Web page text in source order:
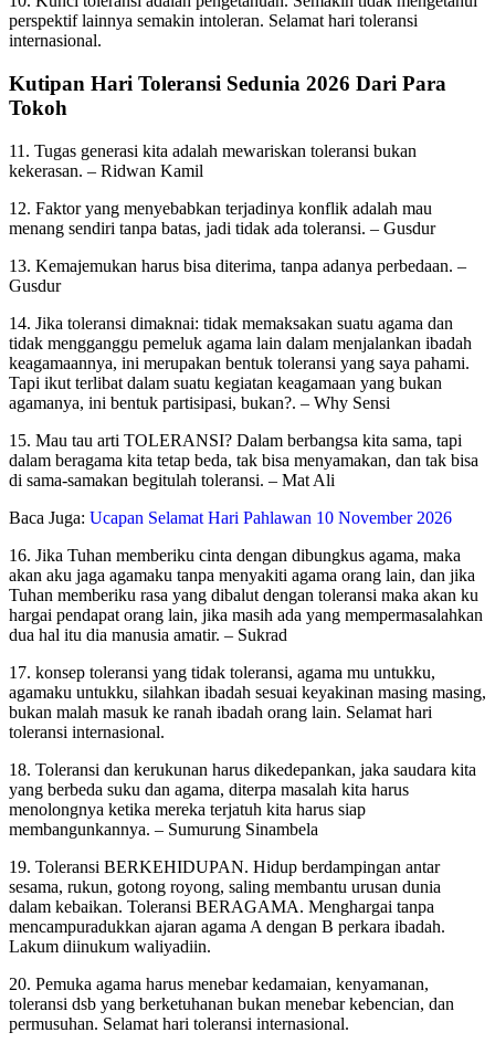
perspektif lainnya semakin intoleran. Selamat hari toleransi
internasional.
Kutipan Hari Toleransi Sedunia 2026 Dari Para
Tokoh
11. Tugas generasi kita adalah mewariskan toleransi bukan
kekerasan. – Ridwan Kamil
12. Faktor yang menyebabkan terjadinya konflik adalah mau
menang sendiri tanpa batas, jadi tidak ada toleransi. – Gusdur
13. Kemajemukan harus bisa diterima, tanpa adanya perbedaan. –
Gusdur
14. Jika toleransi dimaknai: tidak memaksakan suatu agama dan
tidak mengganggu pemeluk agama lain dalam menjalankan ibadah
keagamaannya, ini merupakan bentuk toleransi yang saya pahami.
Tapi ikut terlibat dalam suatu kegiatan keagamaan yang bukan
agamanya, ini bentuk partisipasi, bukan?. – Why Sensi
15. Mau tau arti TOLERANSI? Dalam berbangsa kita sama, tapi
dalam beragama kita tetap beda, tak bisa menyamakan, dan tak bisa
di sama-samakan begitulah toleransi. – Mat Ali
Baca Juga: Ucapan Selamat Hari Pahlawan 10 November 2026
16. Jika Tuhan memberiku cinta dengan dibungkus agama, maka
akan aku jaga agamaku tanpa menyakiti agama orang lain, dan jika
Tuhan memberiku rasa yang dibalut dengan toleransi maka akan ku
hargai pendapat orang lain, jika masih ada yang mempermasalahkan
dua hal itu dia manusia amatir. – Sukrad
17. konsep toleransi yang tidak toleransi, agama mu untukku,
agamaku untukku, silahkan ibadah sesuai keyakinan masing masing,
bukan malah masuk ke ranah ibadah orang lain. Selamat hari
toleransi internasional.
18. Toleransi dan kerukunan harus dikedepankan, jaka saudara kita
yang berbeda suku dan agama, diterpa masalah kita harus
menolongnya ketika mereka terjatuh kita harus siap
membangunkannya. – Sumurung Sinambela
19. Toleransi BERKEHIDUPAN. Hidup berdampingan antar
sesama, rukun, gotong royong, saling membantu urusan dunia
dalam kebaikan. Toleransi BERAGAMA. Menghargai tanpa
mencampuradukkan ajaran agama A dengan B perkara ibadah.
Lakum diinukum waliyadiin.
20. Pemuka agama harus menebar kedamaian, kenyamanan,
toleransi dsb yang berketuhanan bukan menebar kebencian, dan
permusuhan. Selamat hari toleransi internasional.